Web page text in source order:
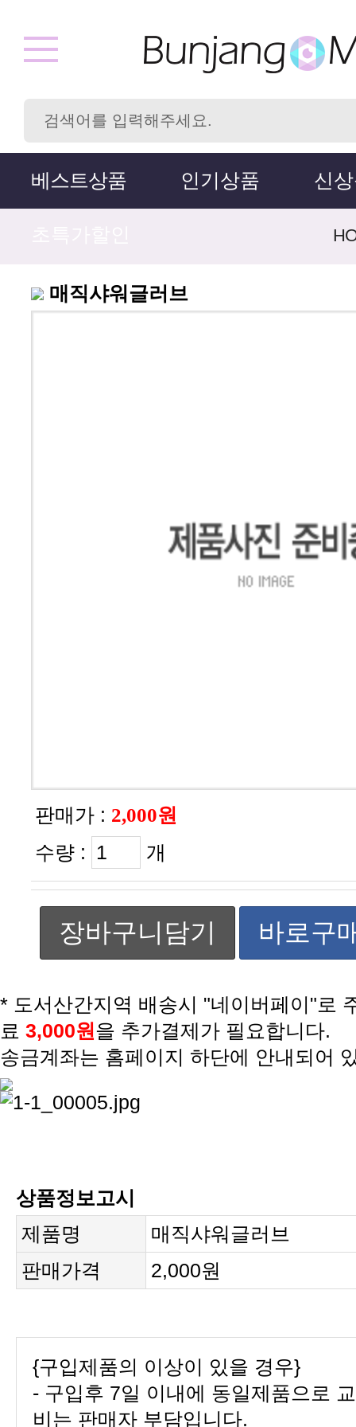
베스트상품 인기상품 신
매직샤워글러브
판매가 : 2,000원
수량 : 개
장바구니담기 바로구
료 3,000원 을 추가결제가 필요합니다.
송금계좌는 홈페이지 하단에 안내되어
상품정보고시
제품명
매직샤워글러브
판매가격
2,000원
{구입제품의 이상이 있을 경우}
비는 판매자 부담입니다.